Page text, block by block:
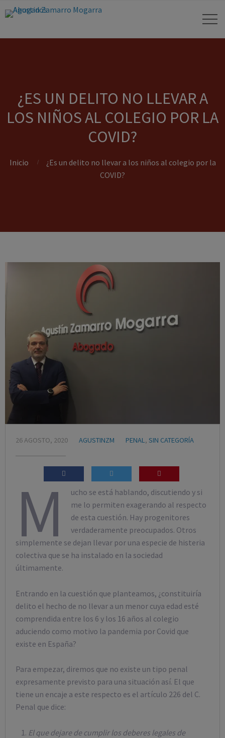
¿ES UN DELITO NO LLEVAR A
LOS NIÑOS AL COLEGIO POR LA
COVID?
Inicio
¿Es un delito no llevar a los niños al colegio por la
COVID?
26 AGOSTO, 2020 AGUSTINZM PENAL, SIN CATEGORÍA
M
ucho se está hablando, discutiendo y si
me lo permiten exagerando al respecto
de esta cuestión. Hay progenitores
verdaderamente preocupados. Otros
simplemente se dejan llevar por una especie de histeria
colectiva que se ha instalado en la sociedad
últimamente.
Entrando en la cuestión que planteamos, ¿constituiría
delito el hecho de no llevar a un menor cuya edad esté
comprendida entre los 6 y los 16 años al colegio
aduciendo como motivo la pandemia por Covid que
existe en España?
Para empezar, diremos que no existe un tipo penal
expresamente previsto para una situación así. El que
tiene un encaje a este respecto es el artículo 226 del C.
Penal que dice:
El que dejare de cumplir los deberes legales de